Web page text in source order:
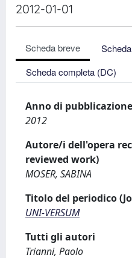
2012-01-01
Scheda breve
Scheda completa (DC)
Anno di
2012
Autore/i dell'opera
reviewed work)
MOSER, SABINA
Titolo del periodico
UNI-VERSUM
Tutti gli autori
Trianni, Paolo